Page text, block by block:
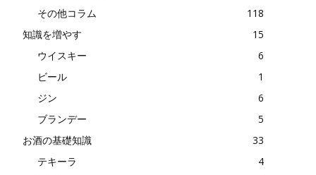
その他コラム
118
知識を増やす
15
ウイスキー
6
ビール
1
ジン
6
ブランデー
5
お酒の基礎知識
33
テキーラ
4